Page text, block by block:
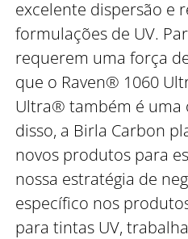
excelente dispersão e
formulações de UV.
requerem uma força
que o Raven® 1060
Ultra® também é uma
disso, a Birla Carbon
novos produtos para
nossa estratégia de
específico nos
para tintas UV,